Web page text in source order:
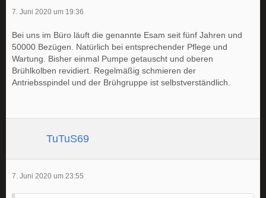
7. Juni 2020 um 19:36
Bei uns im Büro läuft die genannte Esam seit fünf Jahren und
50000 Bezügen. Natürlich bei entsprechender Pflege und
Wartung. Bisher einmal Pumpe getauscht und oberen
Brühlkolben revidiert. Regelmäßig schmieren der
Antriebsspindel und der Brühgruppe ist selbstverständlich.
TuTuS69
7. Juni 2020 um 23:55